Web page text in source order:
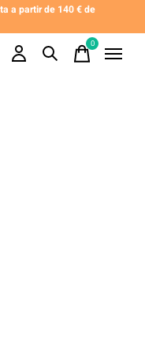
a partir de 140 € de
0items